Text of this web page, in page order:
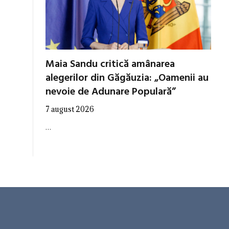
Maia Sandu critică amânarea
alegerilor din Găgăuzia: „Oamenii au
nevoie de Adunare Populară”
7 august 2026
…